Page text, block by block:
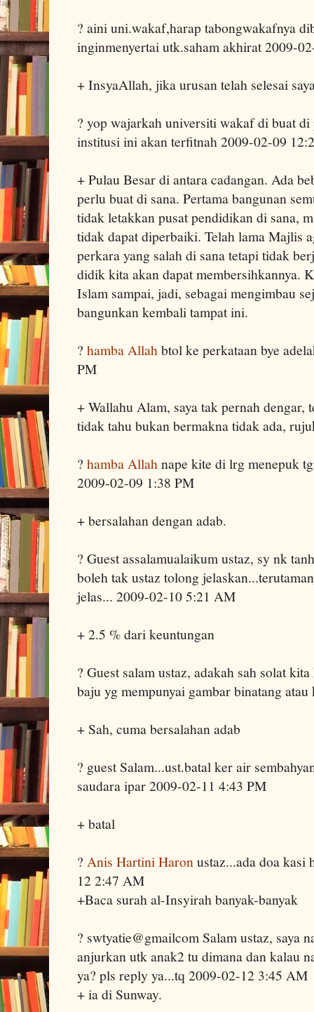
? aini uni.wakaf,harap tabongwakafnya
inginmenyertai utk.saham akhirat 2009-
+ InsyaAllah, jika urusan telah selesai
? yop wajarkah universiti wakaf di buat di
institusi ini akan terfitnah 2009-02-09
+ Pulau Besar di antara cadangan. Ada
perlu buat di sana. Pertama bangunan
tidak letakkan pusat pendidikan di sana,
tidak dapat diperbaiki. Telah lama Majlis
perkara yang salah di sana tetapi tidak
didik kita akan dapat membersihkannya.
Islam sampai, jadi, sebagai mengimbau
bangunkan kembali tampat ini.
? hamba Allahbtol ke perkataan bye
PM
+ Wallahu Alam, saya tak pernah dengar,
tidak tahu bukan bermakna tidak ada,
? hamba Allahnape kite di lrg menepuk
2009-02-09 1:38 PM
+ bersalahan dengan adab.
? Guest assalamualaikum ustaz, sy nk
boleh tak ustaz tolong
jelas... 2009-02-10 5:21 AM
+ 2.5 % dari keuntungan
? Guest salam ustaz, adakah sah solat
baju yg mempunyai gambar binatang
+ Sah, cuma bersalahan adab
? guest Salam...ust.batal ker air
saudara ipar 2009-02-11 4:43 PM
+ batal
? Anis Hartini Haronustaz...ada doa kasi
12 2:47 AM
+Baca surah al-Insyirah banyak-banyak
? swtyatie@gmailcom Salam ustaz, saya
anjurkan utk anak2 tu dimana dan kalau
ya? pls reply ya...tq 2009-02-12 3:45 AM
+ ia di Sunway.